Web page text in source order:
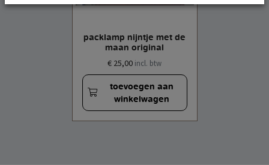
packlamp nijntje met de
maan original
€ 25,00 incl. btw
toevoegen aan
winkelwagen